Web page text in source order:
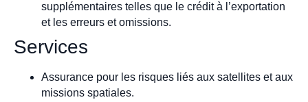
supplémentaires telles que le crédit à l’exportation
et les erreurs et omissions.
Services
Assurance pour les risques liés aux satellites et aux
missions spatiales.